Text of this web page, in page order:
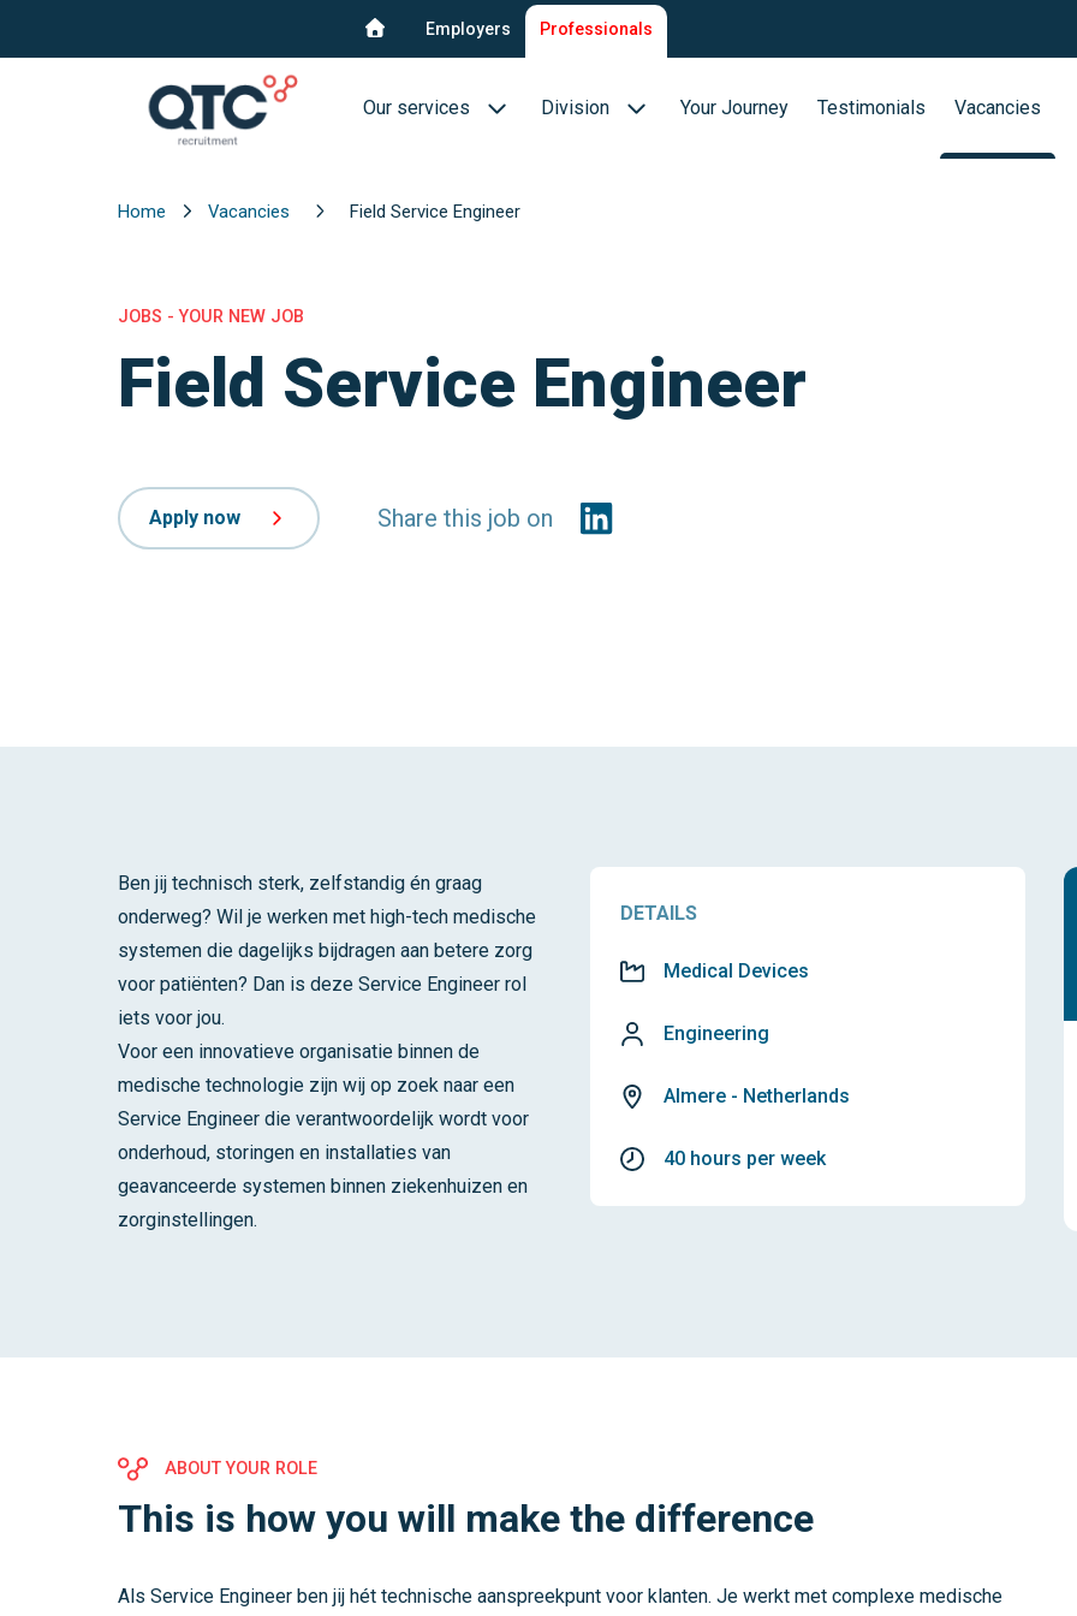
Employers Professionals
Our services
Consultancy services
Division Your Journey Testimonials Vacancies
Home Vacancies Field Service Engineer
JOBS - YOUR NEW JOB
Field Service Engineer
Apply now Share this job on
Ben jij technisch sterk, zelfstandig én graag
onderweg? Wil je werken met high-tech medische
systemen die dagelijks bijdragen aan betere zorg
voor patiënten? Dan is deze Service Engineer rol
iets voor jou.
Voor een innovatieve organisatie binnen de
medische technologie zijn wij op zoek naar een
Service Engineer die verantwoordelijk wordt voor
onderhoud, storingen en installaties van
geavanceerde systemen binnen ziekenhuizen en
zorginstellingen.
DETAILS
Medical Devices
Engineering
Almere - Netherlands
40 hours per week
ABOUT YOUR ROLE
This is how you will make the difference
Als Service Engineer ben jij hét technische aanspreekpunt voor klanten. Je werkt met complexe medische